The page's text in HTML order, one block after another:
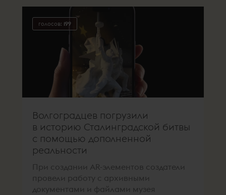
голосов: 199
Волгоградцев погрузили
в историю Сталинградской битвы
с помощью дополненной
реальности
При создании AR-элементов создатели
провели работу с архивными
документами и файлами музея